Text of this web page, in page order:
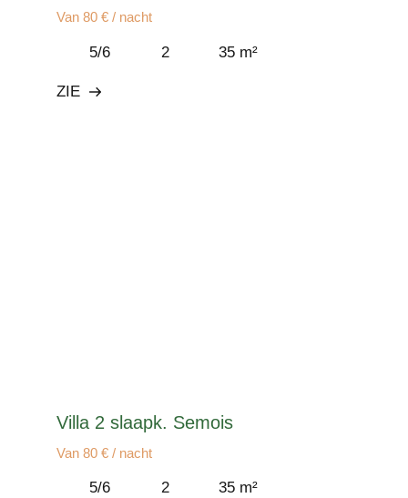
Van 80 € / nacht
5/6 2 35 m²
ZIE
Villa 2 slaapk. Semois
Van 80 € / nacht
5/6 2 35 m²